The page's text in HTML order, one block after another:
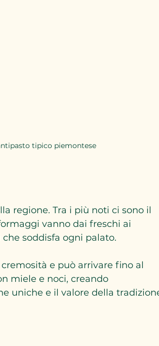
tipico piemontese
regione. Tra i più noti ci sono il
vanno dai freschi ai
soddisfa ogni palato.
e può arrivare fino al
miele e noci, creando
uniche e il valore della